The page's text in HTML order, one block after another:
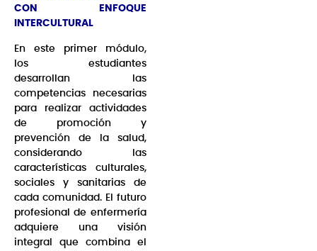
CON ENFOQUE
INTERCULTURAL
En este primer módulo,
los estudiantes
desarrollan las
competencias necesarias
para realizar actividades
de promoción y
prevención de la salud,
considerando las
características culturales,
sociales y sanitarias de
cada comunidad. El futuro
profesional de enfermería
adquiere una visión
integral que combina el